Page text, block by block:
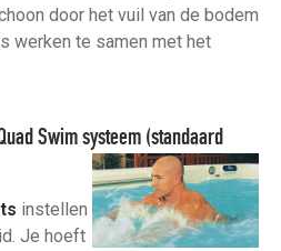
door het vuil van de bodem
werken te samen met het
Swim systeem (standaard
instellen
Je hoeft